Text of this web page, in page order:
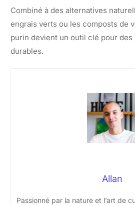
Combiné à des alternatives
engrais verts ou les composts de
purin devient un outil clé pour
durables.
Allan
Passionné par la nature et l’art de